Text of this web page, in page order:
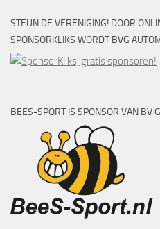
STEUN DE VERENIGING! DOOR
SPONSORKLIKS WORDT BVG
BEES-SPORT IS SPONSOR VAN BV